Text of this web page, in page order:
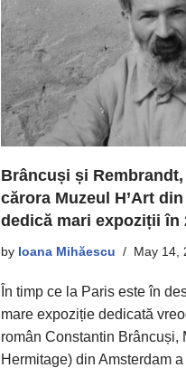
Brâncuși și
cărora Muzeul H’Art
dedică mari expoziții în
by Ioana Mihăescu May 14,
În timp ce la Paris este în
mare expoziție dedicată
român Constantin Brâncuși,
Hermitage) din Amsterdam